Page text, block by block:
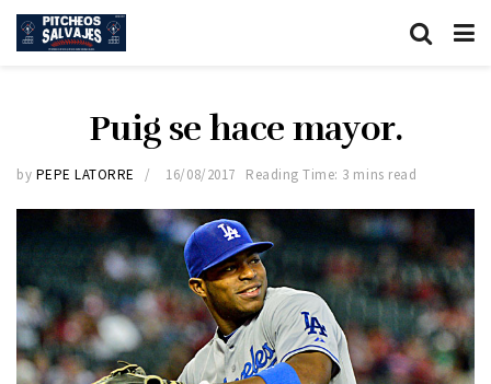
Puig se hace mayor.
by PEPE LATORRE 16/08/2017 Reading Time: 3 mins read